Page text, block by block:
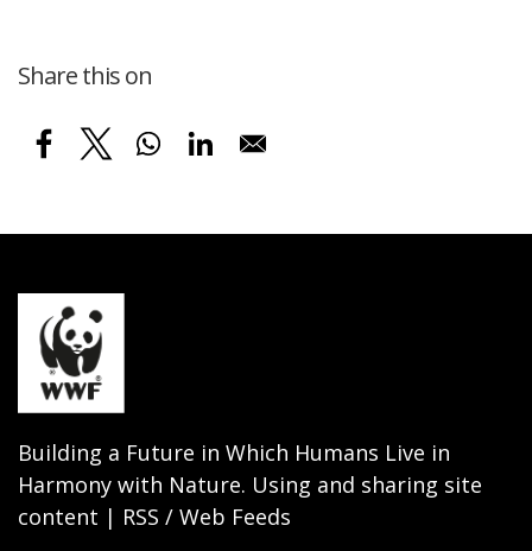
Share this on
Building a Future in Which Humans Live in
Harmony with Nature. Using and sharing site
content | RSS / Web Feeds